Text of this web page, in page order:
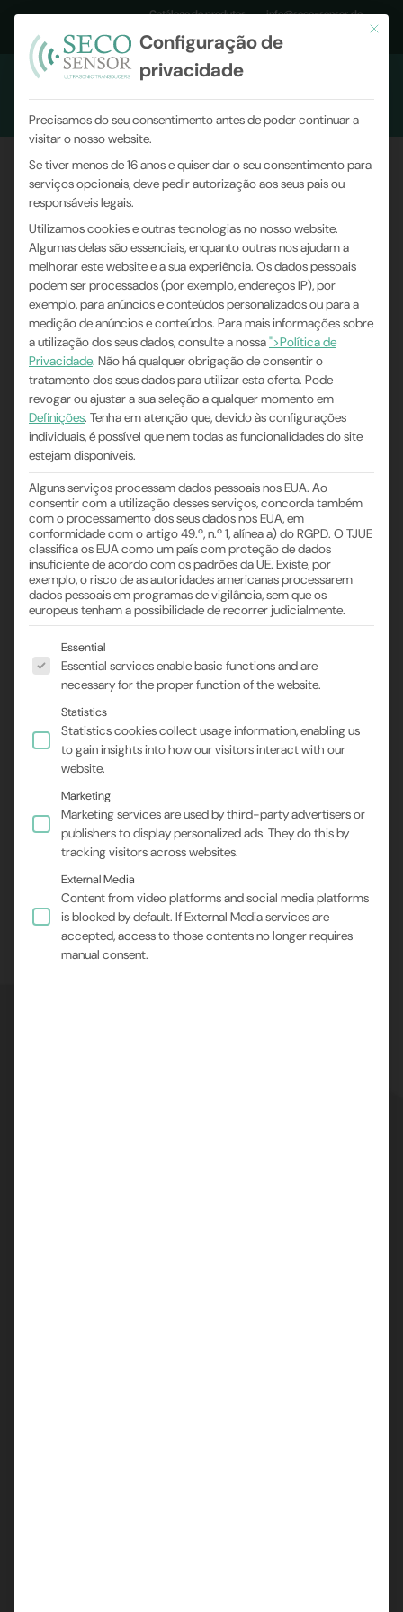
Catálogo de produtos info@seco-sensor.de
+49 (0)9561 869141
Este
Configuração de
privacidade
Precisamos do seu consentimento antes de poder continuar a
visitar o nosso website.
Se tiver menos de 16 anos e quiser dar o seu consentimento para
serviços opcionais, deve pedir autorização aos seus pais ou
responsáveis legais.
Utilizamos cookies e outras tecnologias no nosso website.
Algumas delas são essenciais, enquanto outras nos ajudam a
melhorar este website e a sua experiência. Os dados pessoais
podem ser processados (por exemplo, endereços IP), por
exemplo, para anúncios e conteúdos personalizados ou para a
medição de anúncios e conteúdos. Para mais informações sobre
a utilização dos seus dados, consulte a nossa">Política de
Privacidade. Não há qualquer obrigação de consentir o
tratamento dos seus dados para utilizar esta oferta. Pode
revogar ou ajustar a sua seleção a qualquer momento em
Definições. Tenha em atenção que, devido às configurações
individuais, é possível que nem todas as funcionalidades do site
estejam disponíveis.
Alguns serviços processam dados pessoais nos EUA. Ao
consentir com a utilização desses serviços, concorda também
com o processamento dos seus dados nos EUA, em
conformidade com o artigo 49.º, n.º 1, alínea a) do RGPD. O TJUE
classifica os EUA como um país com proteção de dados
insuficiente de acordo com os padrões da UE. Existe, por
exemplo, o risco de as autoridades americanas processarem
dados pessoais em programas de vigilância, sem que os
europeus tenham a possibilidade de recorrer judicialmente.
Segue-se uma lista dos grupos de serviços para
Essential
Essential services enable basic functions and are
necessary for the proper function of the website.
Statistics
Statistics cookies collect usage information, enabling us
to gain insights into how our visitors interact with our
website.
Marketing
Marketing services are used by third-party advertisers or
publishers to display personalized ads. They do this by
tracking visitors across websites.
External Media
Content from video platforms and social media platforms
is blocked by default. If External Media services are
accepted, access to those contents no longer requires
manual consent.